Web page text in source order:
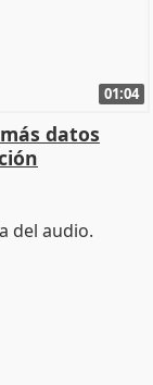
01:04
datos